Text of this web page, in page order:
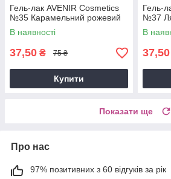
Гель-лак AVENIR Cosmetics
№35 Карамельний рожевий
В наявності
37,50 ₴ 75 ₴
Купити
Гель-
№37
В
37,50
Показати ще
Про нас
97% позитивних з 60 відгуків за рік